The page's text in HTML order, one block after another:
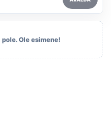
Ole esimene!